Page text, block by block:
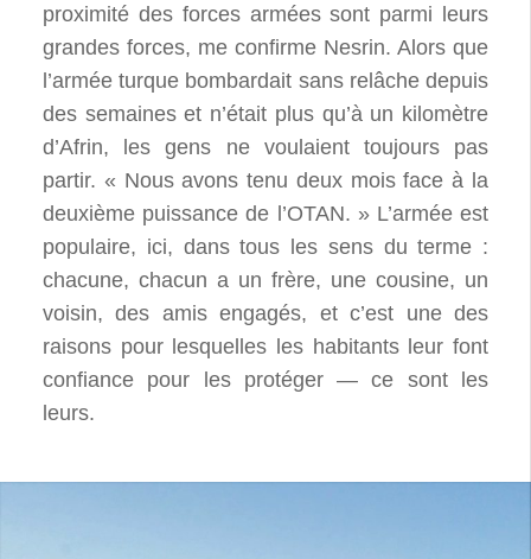
proximité des forces armées sont parmi leurs
grandes forces, me confirme Nesrin. Alors que
l’armée turque bombardait sans relâche depuis
des semaines et n’était plus qu’à un kilomètre
d’Afrin, les gens ne voulaient toujours pas
partir. « Nous avons tenu deux mois face à la
deuxième puissance de l’OTAN. » L’armée est
populaire, ici, dans tous les sens du terme :
chacune, chacun a un frère, une cousine, un
voisin, des amis engagés, et c’est une des
raisons pour lesquelles les habitants leur font
confiance pour les protéger — ce sont les
leurs.